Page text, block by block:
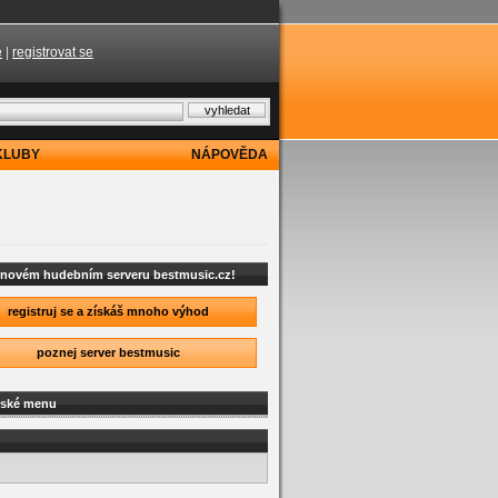
registrovat se
NÁPOVĚDA
hudebním serveru bestmusic.cz!
registruj se a získáš mnoho výhod
poznej server bestmusic
menu